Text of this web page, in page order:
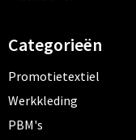
Categorieën
Promotietextiel
Werkkleding
PBM's